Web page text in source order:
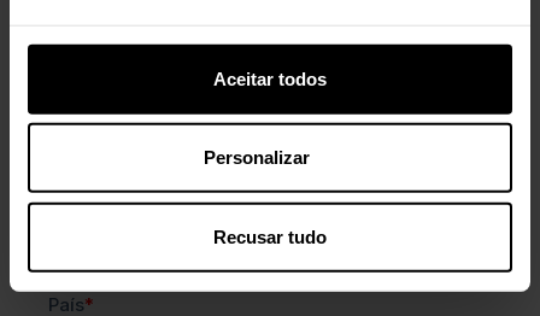
Aceitar todos
Personalizar
Recusar tudo